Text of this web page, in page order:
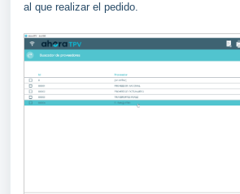
al que realizar el pedido.